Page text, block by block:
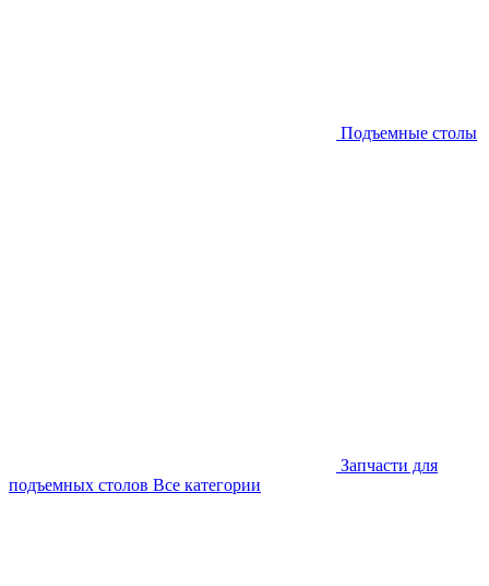
Подъемные столы
Запчасти для
подъемных столов Все категории